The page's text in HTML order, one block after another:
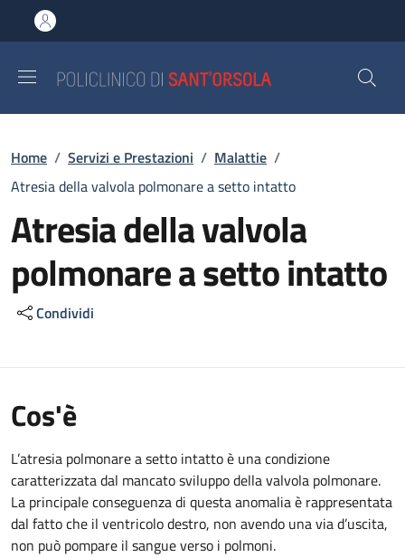
al contenuto principale
to footer content
Briciole di pane
Home / Servizi e Prestazioni / Malattie /
Atresia della valvola polmonare a setto intatto
Atresia della valvola
polmonare a setto intatto
Condividi
Cos'è
L’atresia polmonare a setto intatto è una condizione
caratterizzata dal mancato sviluppo della valvola polmonare.
La principale conseguenza di questa anomalia è rappresentata
dal fatto che il ventricolo destro, non avendo una via d’uscita,
non può pompare il sangue verso i polmoni.